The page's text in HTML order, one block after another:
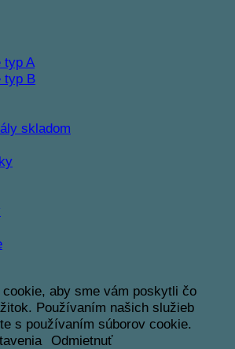
typ A
typ B
skladom
aby sme vám poskytli čo
Používaním našich služieb
s používaním súborov cookie.
Odmietnuť